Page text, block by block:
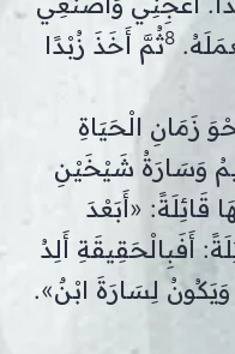
8ثُمَّ أَخَذَ زُبْدًا
زَمَانِ الْحَيَاةِ
وَسَارَةُ شَيْخَيْنِ
«أَبَعْدَ
أَفَبِالْحَقِيقَةِ أَلِدُ
لِسَارَةَ ابْنٌ».